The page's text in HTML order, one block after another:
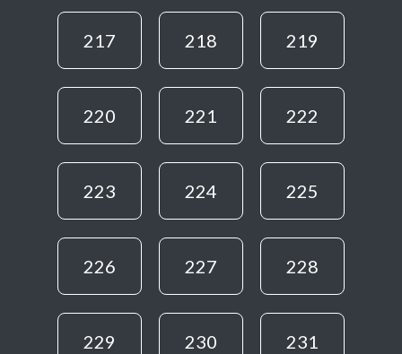
217 218 219
220 221 222
223 224 225
226 227 228
229 230 231